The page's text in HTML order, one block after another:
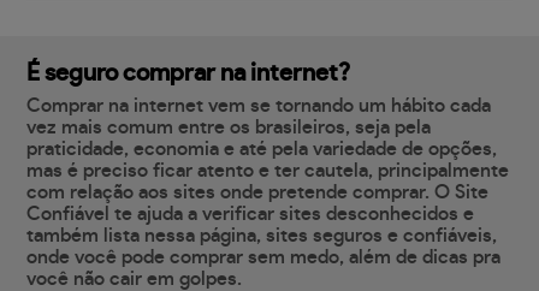
É seguro comprar na internet?
Comprar na internet vem se tornando um hábito cada
vez mais comum entre os brasileiros, seja pela
praticidade, economia e até pela variedade de opções,
mas é preciso ficar atento e ter cautela, principalmente
com relação aos sites onde pretende comprar. O Site
Confiável te ajuda a verificar sites desconhecidos e
também lista nessa página, sites seguros e confiáveis,
onde você pode comprar sem medo, além de dicas pra
você não cair em golpes.